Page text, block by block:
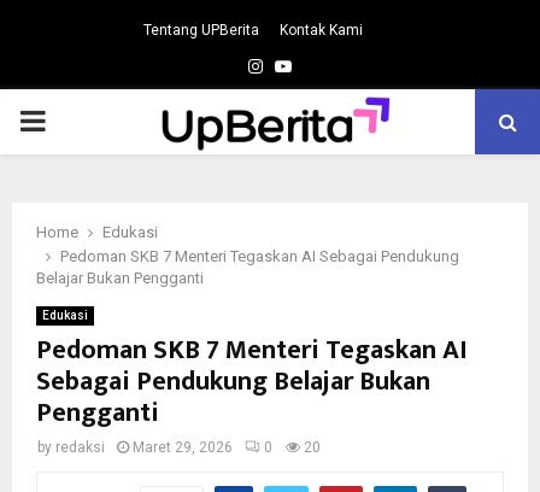
Tentang UPBerita Kontak Kami
Instagram
Youtube
PRIMARY
Home
Edukasi
Pedoman SKB 7 Menteri Tegaskan AI Sebagai Pendukung
Belajar Bukan Pengganti
Edukasi
Pedoman SKB 7 Menteri Tegaskan AI
Sebagai Pendukung Belajar Bukan
Pengganti
by redaksi Maret 29, 2026 0 20